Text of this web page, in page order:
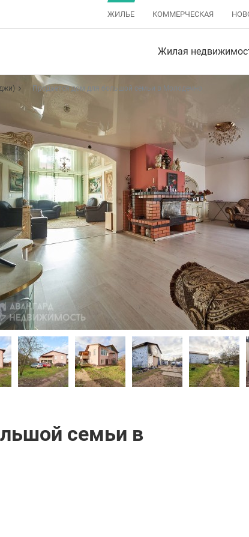
ЖИЛЬЕ КОММЕРЧЕСКАЯ
Жилая
Продается дом для большой семьи в Молодечно
семьи в